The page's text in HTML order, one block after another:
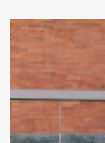
SHARE